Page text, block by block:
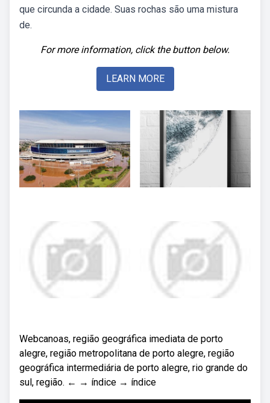
que circunda a cidade. Suas rochas são uma mistura
de.
For more information, click the button below.
LEARN MORE
Webcanoas, região geográfica imediata de porto
alegre, região metropolitana de porto alegre, região
geográfica intermediária de porto alegre, rio grande do
sul, região. ← → índice → índice